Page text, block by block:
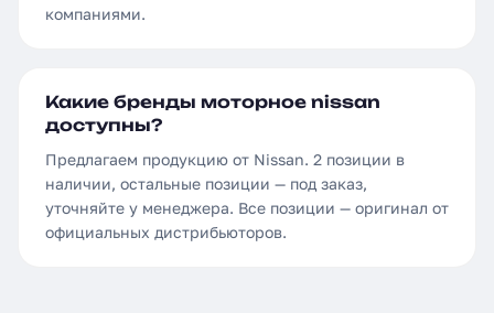
компаниями.
Какие бренды моторное nissan
доступны?
Предлагаем продукцию от Nissan. 2 позиции в
наличии, остальные позиции — под заказ,
уточняйте у менеджера. Все позиции — оригинал от
официальных дистрибьюторов.